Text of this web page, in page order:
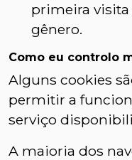
primeira visita
gênero.
Como eu controlo
Alguns cookies
permitir a
serviço
A maioria dos